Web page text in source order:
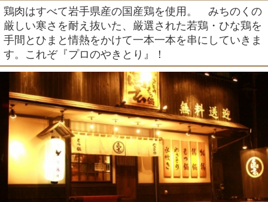
鶏肉はすべて岩手県産の国産鶏を使用。 みちのくの
厳しい寒さを耐え抜いた、厳選された若鶏・ひな鶏を
手間とひまと情熱をかけて一本一本を串にしていきま
す。これぞ『プロのやきとり』！